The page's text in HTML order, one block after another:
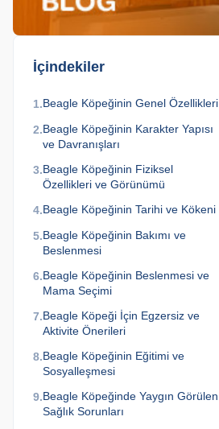
İçindekiler
1.Beagle Köpeğinin Genel Özellikleri
2.Beagle Köpeğinin Karakter Yapısı
ve Davranışları
3.Beagle Köpeğinin Fiziksel
Özellikleri ve Görünümü
4.Beagle Köpeğinin Tarihi ve Kökeni
5.Beagle Köpeğinin Bakımı ve
Beslenmesi
6.Beagle Köpeğinin Beslenmesi ve
Mama Seçimi
7.Beagle Köpeği İçin Egzersiz ve
Aktivite Önerileri
8.Beagle Köpeğinin Eğitimi ve
Sosyalleşmesi
9.Beagle Köpeğinde Yaygın Görülen
Sağlık Sorunları